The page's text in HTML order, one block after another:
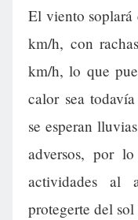
El viento soplará
km/h, con
km/h, lo que
calor sea
se esperan
adversos, por
actividades al
protegerte del